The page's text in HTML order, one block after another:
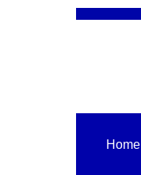
Home